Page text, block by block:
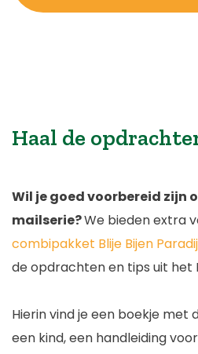
Haal de
Wil je goed voorbereid zijn
mailserie?We bieden extra
combipakket Blije Bijen
de opdrachten en tips uit het
Hierin vind je een boekje
een kind, een handleiding